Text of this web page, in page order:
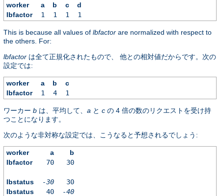
worker a b c
d
lbfactor
1 1 1 1
This is because all values of lbfactor are normalized with respect to
the others. For:
lbfactor は全て正規化されたもので、 他との相対値だからです。次の
設定では:
worker a b
c
lbfactor
1 4 1
ワーカー b は、平均して、 a と c の 4 倍の数のリクエストを受け持
つことになります。
次のような非対称な設定では、こうなると予想されるでしょう:
worker a
b
lbfactor
70 30
lbstatus -30
30
lbstatus
40
-40